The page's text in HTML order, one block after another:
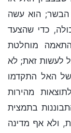
הבשר; הוא עשה
כדי שהצעד
מוחלטת
לעשות זאת; לא
האל התקדמו
מהירות
בתמצית
ולא אף מדינה